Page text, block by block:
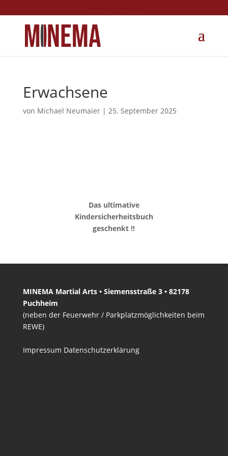
Erwachsene
von Michael Neumaier| 25. September 2025
Das ultimative
Kindersicherheitsbuch
geschenkt !!
MINEMA Martial Arts • Siemensstraße 3 • 82178
Puchheim
(neben der Feuerwehr / Parkplatzmöglichkeiten beim
REWE)
Impressum Datenschutzerklärung